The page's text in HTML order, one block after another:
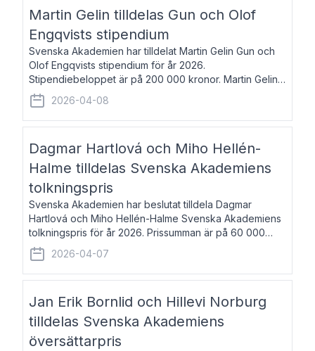
Martin Gelin tilldelas Gun och Olof
Engqvists stipendium
Svenska Akademien har tilldelat Martin Gelin Gun och
Olof Engqvists stipendium för år 2026.
Stipendiebeloppet är på 200 000 kronor. Martin Gelin,
född 1978, är journalist och författare. Han lever
numera i Paris men var under många år bosat
2026-04-08
Dagmar Hartlová och Miho Hellén-
Halme tilldelas Svenska Akademiens
tolkningspris
Svenska Akademien har beslutat tilldela Dagmar
Hartlová och Miho Hellén-Halme Svenska Akademiens
tolkningspris för år 2026. Prissumman är på 60 000
kronor var. Dagmar Hartlová, född 1951, översätter
huvudsakligen från svenska till tjeckiska
2026-04-07
Jan Erik Bornlid och Hillevi Norburg
tilldelas Svenska Akademiens
översättarpris